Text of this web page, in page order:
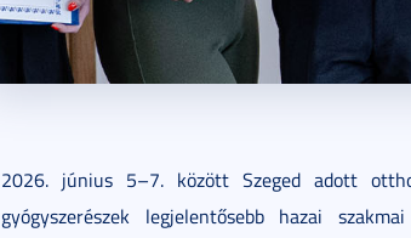
2026. június 5–7. között Szeged adott
gyógyszerészek legjelentősebb hazai